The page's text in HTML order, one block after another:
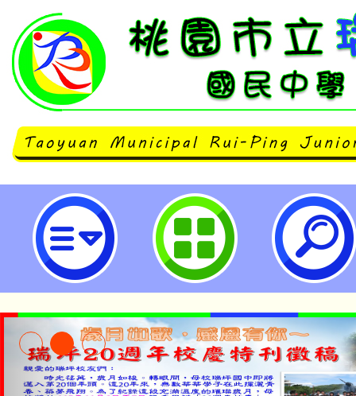
轉知弘光科技大學護理科於113年
日辦理「護理體驗營」-桃園市立